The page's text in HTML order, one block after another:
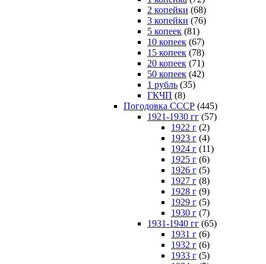
2 копейки (68)
3 копейки (76)
5 копеек (81)
10 копеек (67)
15 копеек (78)
20 копеек (71)
50 копеек (42)
1 рубль (35)
ГКЧП (8)
Погодовка СССР (445)
1921-1930 гг (57)
1922 г (2)
1923 г (4)
1924 г (11)
1925 г (6)
1926 г (5)
1927 г (8)
1928 г (9)
1929 г (5)
1930 г (7)
1931-1940 гг (65)
1931 г (6)
1932 г (6)
1933 г (5)